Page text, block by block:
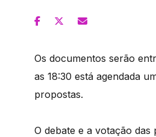
Os documentos serão
as 18:30 está agendada
propostas.
O debate e a votação